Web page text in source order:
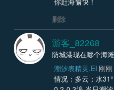
删除
游客_82268
防城港现在哪个海
潮汐表精灵.EI 刚刚
情况：多云；水